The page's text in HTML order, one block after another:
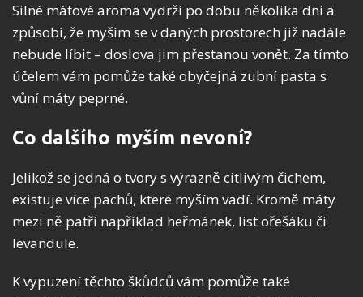
Silné mátové aroma vydrží po dobu několika dní a
způsobí, že myším se v daných prostorech již nadále
nebude líbit – doslova jim přestanou vonět. Za tímto
účelem vám pomůže také obyčejná zubní pasta s
vůní máty peprné.
Co dalšího myším nevoní?
Jelikož se jedná o tvory s výrazně citlivým čichem,
existuje více pachů, které myším vadí. Kromě máty
mezi ně patří například heřmánek, list ořešáku či
levandule.
K vypuzení těchto škůdců vám pomůže také